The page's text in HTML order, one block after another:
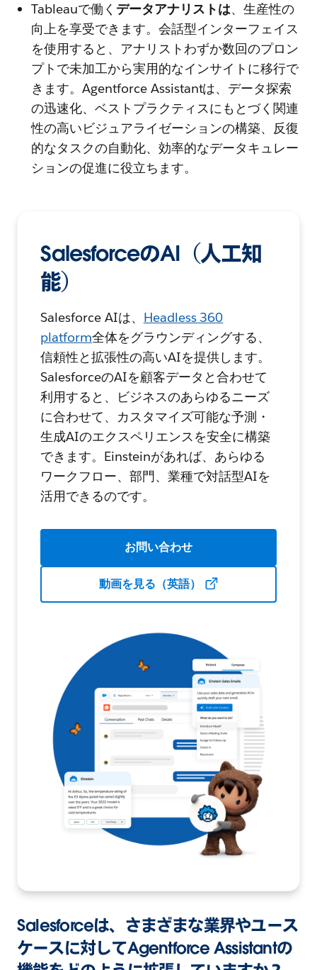
Tableauで働く データアナリストは、生産性の
向上を享受できます。会話型インターフェイス
を使用すると、アナリストわずか数回のプロン
プトで未加工から実用的なインサイトに移行で
きます。Agentforce Assistantは、データ探索
の迅速化、ベストプラクティスにもとづく関連
性の高いビジュアライゼーションの構築、反復
的なタスクの自動化、効率的なデータキュレー
ションの促進に役立ちます。
SalesforceのAI（人工知
能）
Salesforce AIは、 Headless 360
platform全体をグラウンディングする、
信頼性と拡張性の高いAIを提供します。
SalesforceのAIを顧客データと合わせて
利用すると、ビジネスのあらゆるニーズ
に合わせて、カスタマイズ可能な予測・
生成AIのエクスペリエンスを安全に構築
できます。Einsteinがあれば、あらゆる
ワークフロー、部門、業種で対話型AIを
活用できるのです。
お問い合わせ
動画を見る（英語）
Salesforceは、さまざまな業界やユース
ケースに対してAgentforce Assistantの